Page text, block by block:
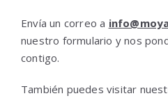
Envía un correo a
nuestro formulario y nos
contigo.
También puedes visitar